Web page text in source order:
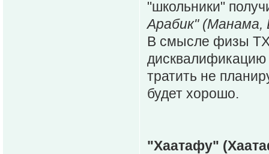
"школьники"
Арабик" (Манама,
В смысле физы
дисквалификацию
тратить не
будет хорошо.
"Хаатафу"